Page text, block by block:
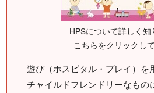
HPSについて詳しく知
こちらをクリックし
遊び（ホスピタル・プレイ）を
チャイルドフレンドリーなもの